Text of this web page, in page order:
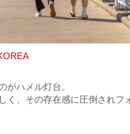
がハメル灯台。
く、その存在感に圧倒されフ